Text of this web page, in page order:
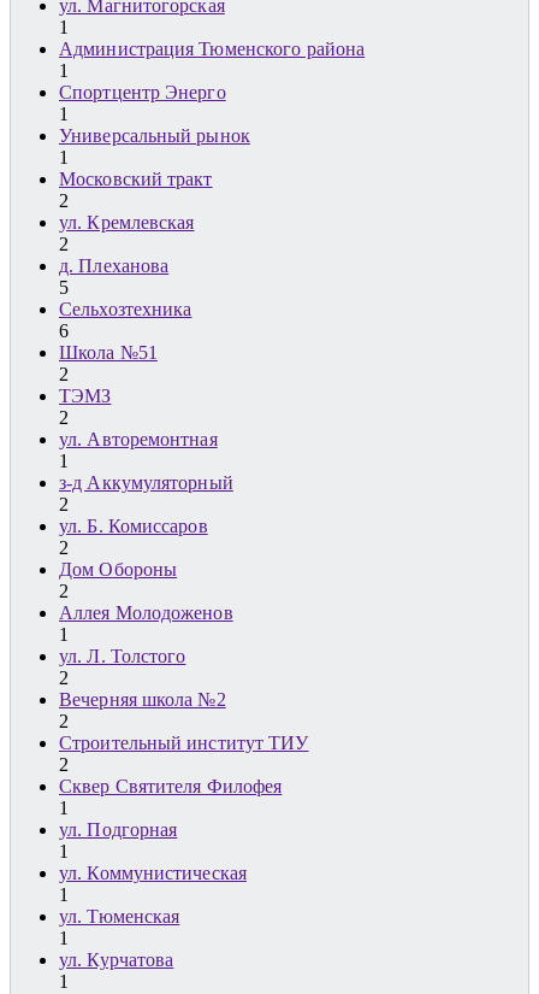
ул. Магнитогорская
1
Администрация Тюменского района
1
Спортцентр Энерго
1
Универсальный рынок
1
Московский тракт
2
ул. Кремлевская
2
д. Плеханова
5
Сельхозтехника
6
Школа №51
2
ТЭМЗ
2
ул. Авторемонтная
1
з-д Аккумуляторный
2
ул. Б. Комиссаров
2
Дом Обороны
2
Аллея Молодоженов
1
ул. Л. Толстого
2
Вечерняя школа №2
2
Строительный институт ТИУ
2
Сквер Святителя Филофея
1
ул. Подгорная
1
ул. Коммунистическая
1
ул. Тюменская
1
ул. Курчатова
1